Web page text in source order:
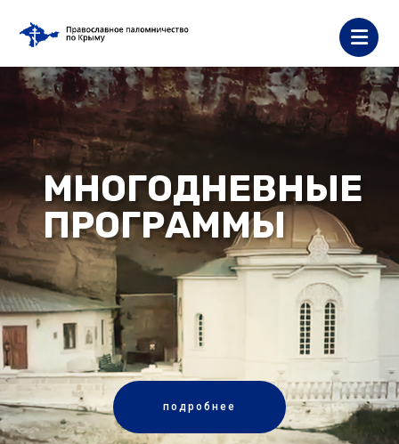
МНОГОДНЕВНЫЕ
ПРОГРАММЫ
подробнее